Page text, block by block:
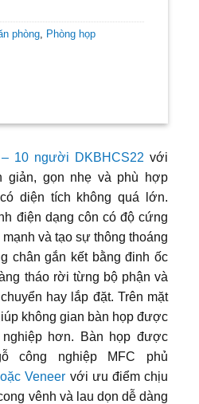
phòng Phòng họp
10 người DKBHCS22 với
giản, gọn nhẹ và phù hợp
diện tích không quá lớn.
điện dạng côn có độ cứng
và tạo sự thông thoáng
chân gắn kết bằng đinh ốc
tháo rời từng bộ phận và
hay lắp đặt. Trên mặt
không gian bàn họp được
hơn. Bàn họp được
công nghiệp MFC phủ
Veneer với ưu điểm chịu
vênh và lau dọn dễ dàng